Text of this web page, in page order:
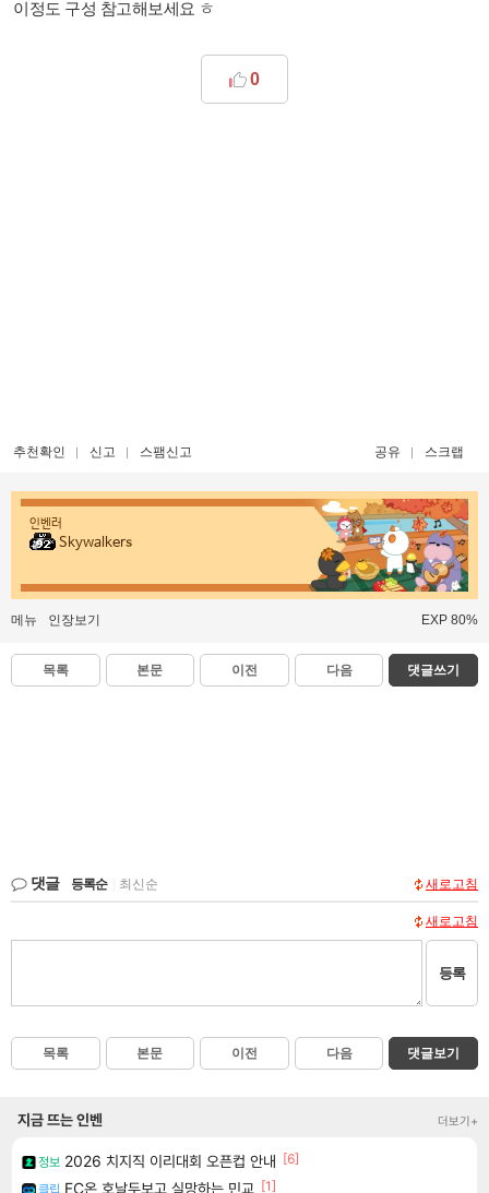
이정도 구성 참고해보세요 ㅎ
0
추천확인 신고 스팸신고 공유 스크랩
인벤러
Skywalkers
메뉴 인장보기 EXP 80%
목록 본문 이전 다음 댓글쓰기
댓글 등록순 최신순 새로고침
새로고침
등록
목록 본문 이전 다음 댓글보기
지금 뜨는 인벤 더보기+
정보 2026 치지직 이리대회 오픈컵 안내 [6]
클립 FC온 호날두보고 실망하는 민교 [1]